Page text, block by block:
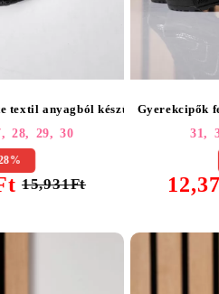
textil anyagból készült Amaris2
28, 29, 30
15,931Ft
Gyerekcipők
31,